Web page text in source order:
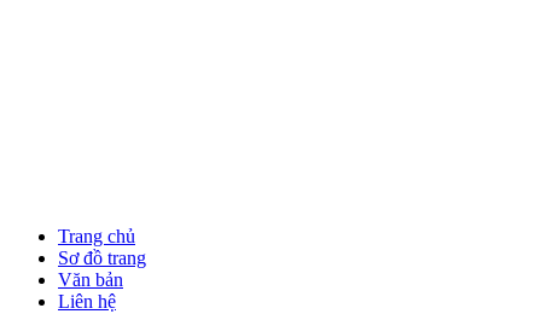
Trang chủ
Sơ đồ trang
Văn bản
Liên hệ